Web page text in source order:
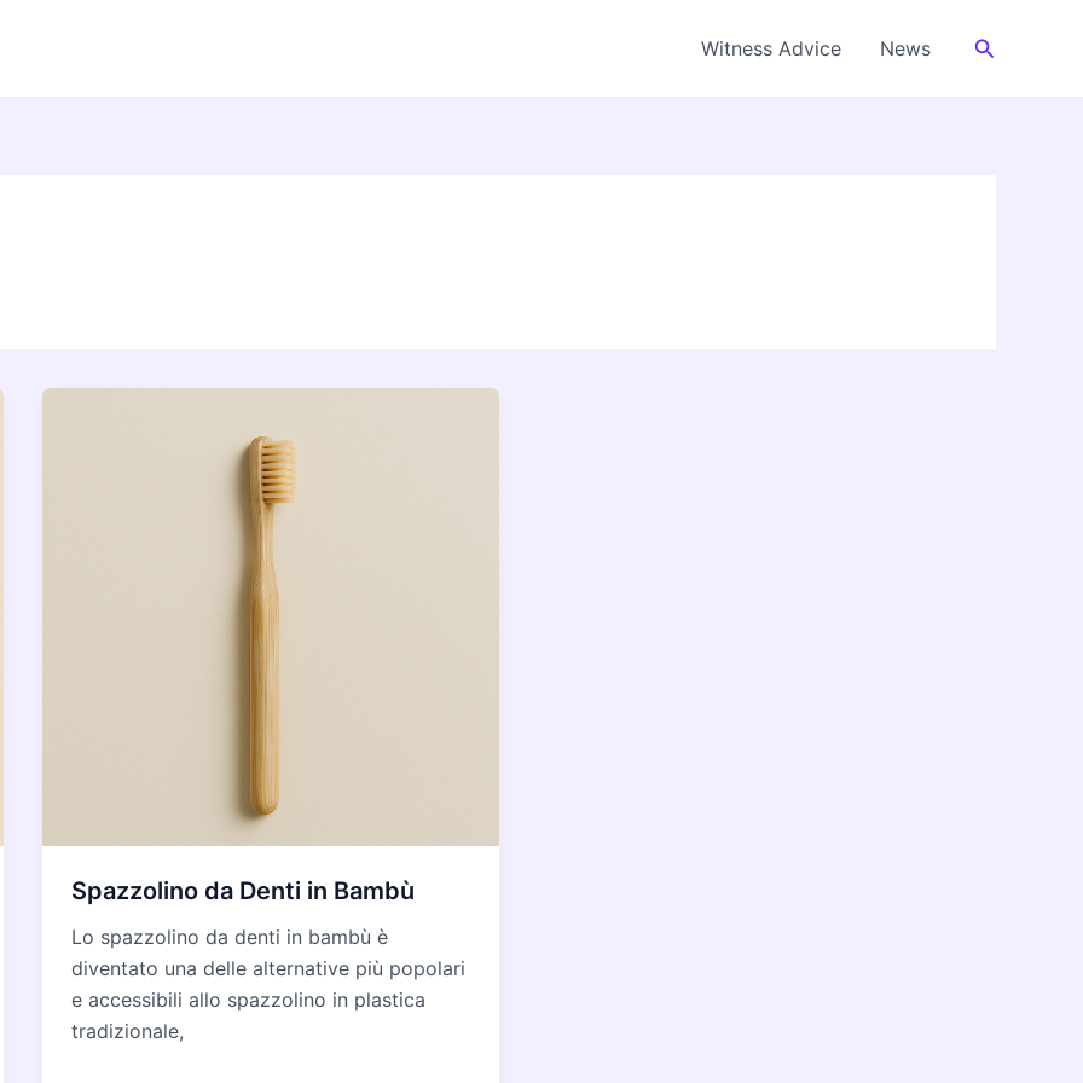
Witness Advice News Cerca
Spazzolino da Denti in Bambù
Lo spazzolino da denti in bambù è
diventato una delle alternative più popolari
e accessibili allo spazzolino in plastica
tradizionale,